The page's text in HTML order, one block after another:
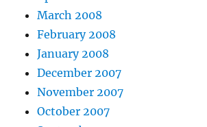
March 2008
February 2008
January 2008
December 2007
November 2007
October 2007